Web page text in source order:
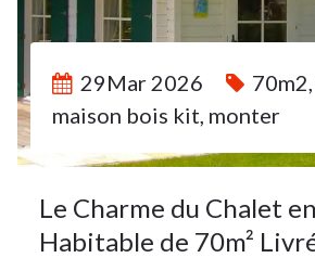
29Mar 2026 70m2
maison bois kit monter
Le Charme du Chalet
Habitable de 70m²